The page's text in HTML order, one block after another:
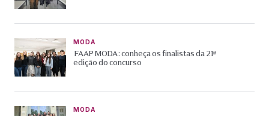
MODA
FAAP MODA: conheça os finalistas da 21ª
edição do concurso
MODA